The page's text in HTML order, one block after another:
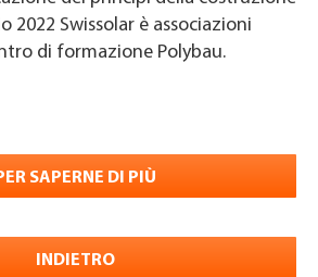
2022 Swissolar è associazioni
di formazione Polybau.
SAPERNE DI PIÙ
INDIETRO